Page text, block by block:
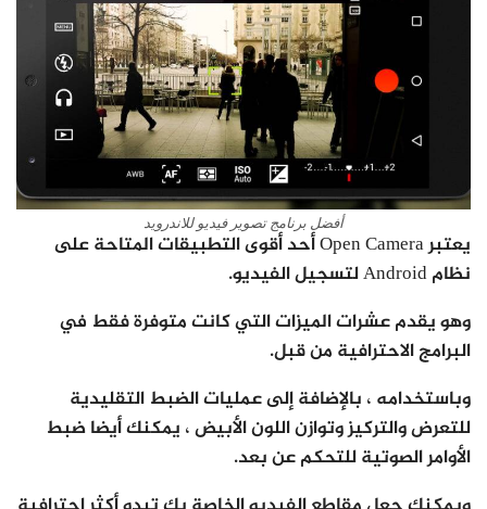
أفضل برنامج تصوير فيديو للاندرويد
يعتبر Open Camera أحد أقوى التطبيقات المتاحة على
نظام Android لتسجيل الفيديو.
وهو يقدم عشرات الميزات التي كانت متوفرة فقط في
البرامج الاحترافية من قبل.
وباستخدامه ، بالإضافة إلى عمليات الضبط التقليدية
للتعرض والتركيز وتوازن اللون الأبيض ، يمكنك أيضا ضبط
الأوامر الصوتية للتحكم عن بعد.